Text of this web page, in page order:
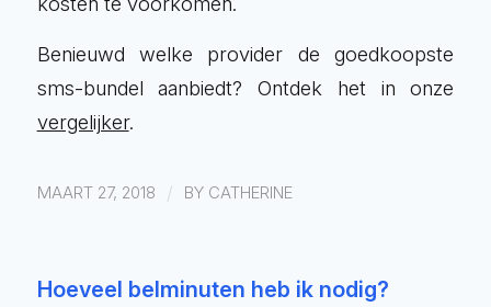
Benieuwd welke provider de goedkoopste
sms-bundel aanbiedt? Ontdek het in onze
vergelijker.
MAART 27, 2018 / BY CATHERINE
Hoeveel belminuten heb ik nodig?